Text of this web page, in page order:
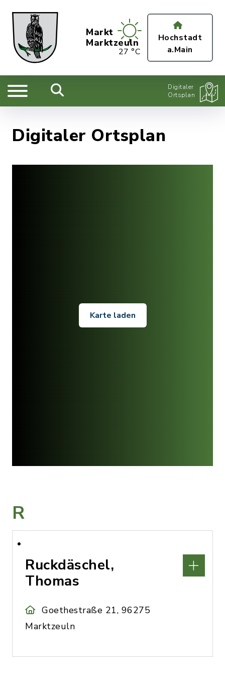
Markt
Marktzeuln
27 °C
Hochstadt
a.Main
Digitaler
Ortsplan
Digitaler Ortsplan
Karte laden
R
Ruckdäschel,
Thomas
Goethestraße 21, 96275
Marktzeuln